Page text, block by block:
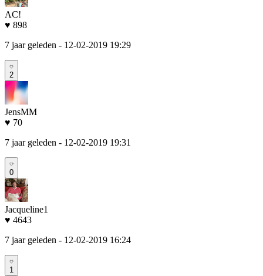
AC!
♥ 898
7 jaar geleden - 12-02-2019 19:29
2
JensMM
♥ 70
7 jaar geleden - 12-02-2019 19:31
0
Jacqueline1
♥ 4643
7 jaar geleden - 12-02-2019 16:24
1